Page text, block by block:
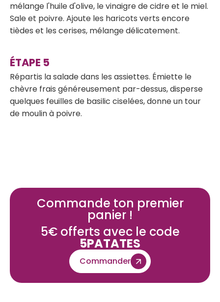
mélange l'huile d'olive, le vinaigre de cidre et le miel.
Sale et poivre. Ajoute les haricots verts encore
tièdes et les cerises, mélange délicatement.
Répartis la salade dans les assiettes. Émiette le
chèvre frais généreusement par-dessus, disperse
quelques feuilles de basilic ciselées, donne un tour
de moulin à poivre.
Commande ton premier
panier !
5€ offerts avec le code
5PATATES
Commander